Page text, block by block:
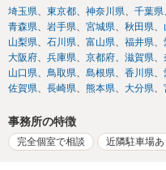
埼玉県 東京都 神奈川県 千葉県
青森県
岩手県 宮城県 秋田県
山梨県
石川県 富山県 福井県
大阪府
兵庫県 京都府 滋賀県
山口県
鳥取県 島根県 香川県
佐賀県
長崎県 熊本県 大分県
事務所の特徴
完全個室で相談 近隣駐車場あ